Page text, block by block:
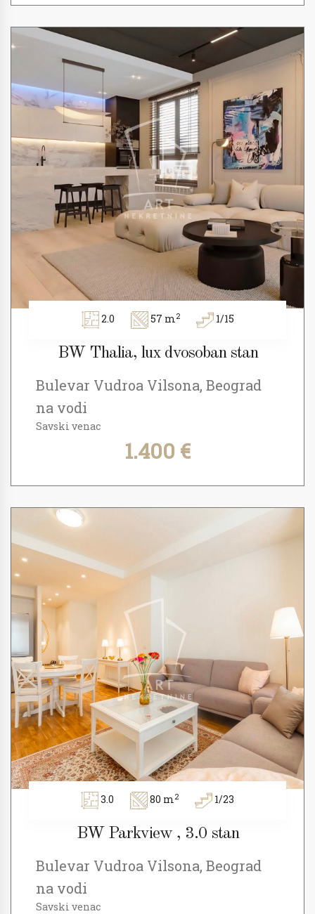
2.0 57 m2 1/15
BW Thalia, lux dvosoban stan
Bulevar Vudroa Vilsona, Beograd
na vodi
Savski venac
1.400 €
3.0 80 m2 1/23
BW Parkview , 3.0 stan
Bulevar Vudroa Vilsona, Beograd
na vodi
Savski venac